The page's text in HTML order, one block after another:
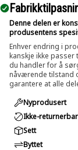
Denne delen er
produsentens
Enhver endring i
kanskje ikke passer
du handler for å
nåværende tilstand
garantere at alle
Nyprodusert
Ikke-returnerbar
Sett
Byttet